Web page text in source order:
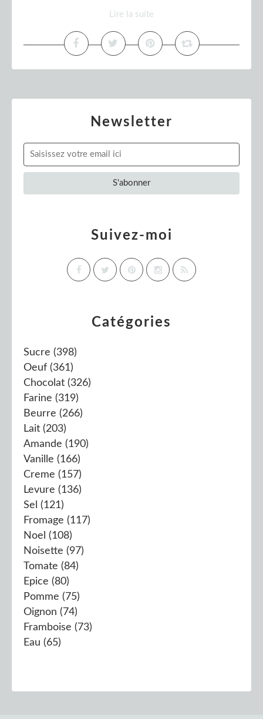
Lire la suite
Newsletter
Catégories
Sucre (398)
Oeuf (361)
Chocolat (326)
Farine (319)
Beurre (266)
Lait (203)
Amande (190)
Vanille (166)
Creme (157)
Levure (136)
Sel (121)
Fromage (117)
Noel (108)
Noisette (97)
Tomate (84)
Epice (80)
Pomme (75)
Oignon (74)
Framboise (73)
Eau (65)
Suivez-moi